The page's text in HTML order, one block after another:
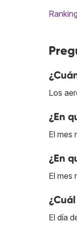
Los
¿En
El mes
¿En
El mes
El día